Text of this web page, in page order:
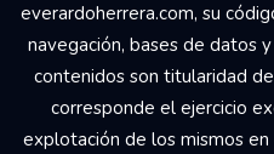
everardoherrera.com, su
navegación, bases de datos
contenidos son titularidad
corresponde el ejercicio
explotación de los mismos en